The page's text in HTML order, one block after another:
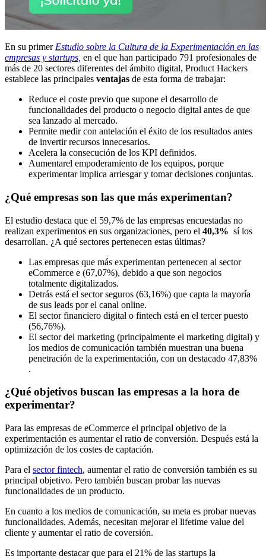
En su primer Estudio sobre la Cultura de la Experimentación en las
empresas y startups, en el que han participado 791 profesionales de
más de 20 sectores diferentes del ámbito digital, Product Hackers
establece las principales ventajas de esta forma de trabajar:
Reduce el coste previo que supone el desarrollo de
funcionalidades del producto o negocio digital antes de que
sea lanzado al mercado.
Permite medir con antelación el éxito de los resultados antes
de invertir recursos innecesarios.
Acelera la consecución de los KPI definidos.
Aumentarel empoderamiento de los equipos, porque
experimentar implica arriesgar y tomar decisiones conjuntas.
¿Qué empresas son las que más experimentan?
El estudio destaca que el 59,7% de las empresas encuestadas no
realizan experimentos en sus organizaciones, pero el 40,3% sí los
desarrollan. ¿A qué sectores pertenecen estas últimas?
Las empresas que más experimentan pertenecen al sector
eCommerce e (67,07%), debido a que son negocios
totalmente digitalizados.
Detrás está el sector seguros (63,16%) que capta la mayoría
de sus leads por el canal online.
El sector financiero digital o fintech está en el tercer puesto
(56,76%).
El sector del marketing (principalmente el marketing digital) y
los medios de comunicación también muestran una buena
penetración de la experimentación, con un destacado 47,83%
.
¿Qué objetivos buscan las empresas a la hora de
experimentar?
Para las empresas de eCommerce el principal objetivo de la
experimentación es aumentar el ratio de conversión. Después está la
optimización de los costes de captación.
Para el sector fintech, aumentar el ratio de conversión también es su
principal objetivo. Pero también buscan probar las nuevas
funcionalidades de un producto.
En cuanto a los medios de comunicación, su meta es probar nuevas
funcionalidades. Además, necesitan mejorar el lifetime value del
cliente y aumentar el ratio de coversión.
Es importante destacar que para el 21% de las startups la